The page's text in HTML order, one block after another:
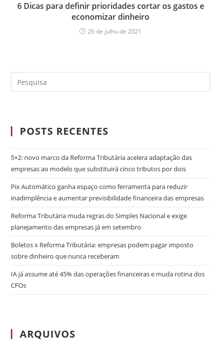
6 Dicas para definir prioridades cortar os gastos e
economizar dinheiro
26 de julho de 2021
POSTS RECENTES
5×2: novo marco da Reforma Tributária acelera adaptação das
empresas ao modelo que substituirá cinco tributos por dois
Pix Automático ganha espaço como ferramenta para reduzir
inadimplência e aumentar previsibilidade financeira das empresas
Reforma Tributária muda regras do Simples Nacional e exige
planejamento das empresas já em setembro
Boletos x Reforma Tributária: empresas podem pagar imposto
sobre dinheiro que nunca receberam
IA já assume até 45% das operações financeiras e muda rotina dos
CFOs
ARQUIVOS